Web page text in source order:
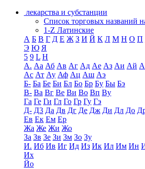
лекарства и субстанции
Список торговых названий
1-Z Латинские
А Б В Г Д Е Ж З И Й К Л М Н О П
Э Ю Я
5 9 L H
А. Аа Аб Ав Аг Ад Ае Аз Аи Ай
Ас Ат Ау Аф Ац Аш Аэ
Б- Ба Бе Би Бл Бо Бр Бу Бы Бэ
В- Ва Вг Ве Ви Во Вп Ву
Га Ге Ги Гл Го Гр Гу Гэ
Д- Д3 Да Дв Дг Де Дж Ди Дл До
Ев Ек Ем Ер
Жа Же Жи Жо
За Зв Зе Зи Зм Зо Зу
И. Иб Ив Иг Ид Из Ик Ил Им Ин
Их
Йо